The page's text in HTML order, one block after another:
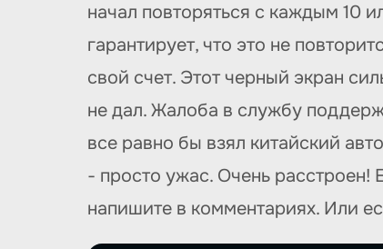
начал повторяться с каждым 10
гарантирует, что это не
свой счет. Этот черный экран
не дал. Жалоба в службу
все равно бы взял китайский
- просто ужас. Очень расстроен!
напишите в комментариях. Или